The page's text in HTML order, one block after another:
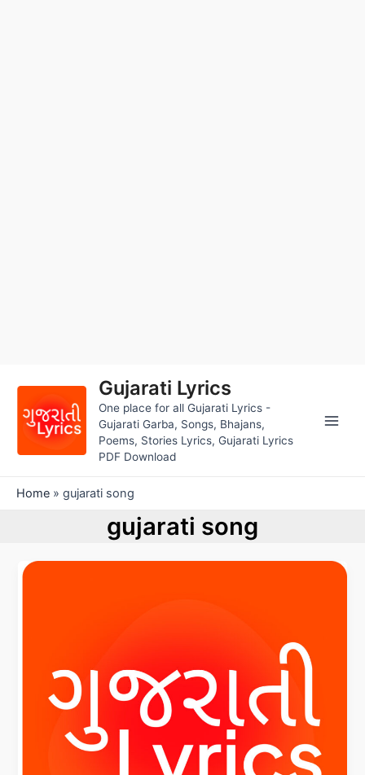
content
Gujarati Lyrics
One place for all Gujarati Lyrics -
Gujarati Garba, Songs, Bhajans,
Poems, Stories Lyrics, Gujarati Lyrics
PDF Download
Home » gujarati song
gujarati song